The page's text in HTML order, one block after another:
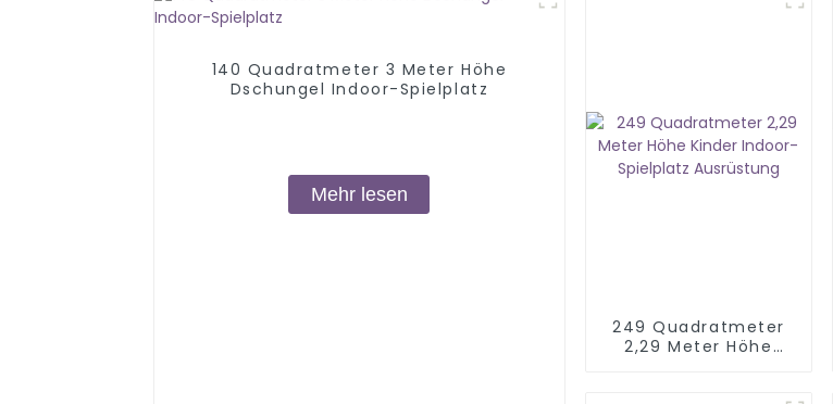
140 Quadratmeter 3 Meter Höhe
Dschungel Indoor-Spielplatz
Mehr lesen
249 Quadratmeter
2,29 Meter Höhe